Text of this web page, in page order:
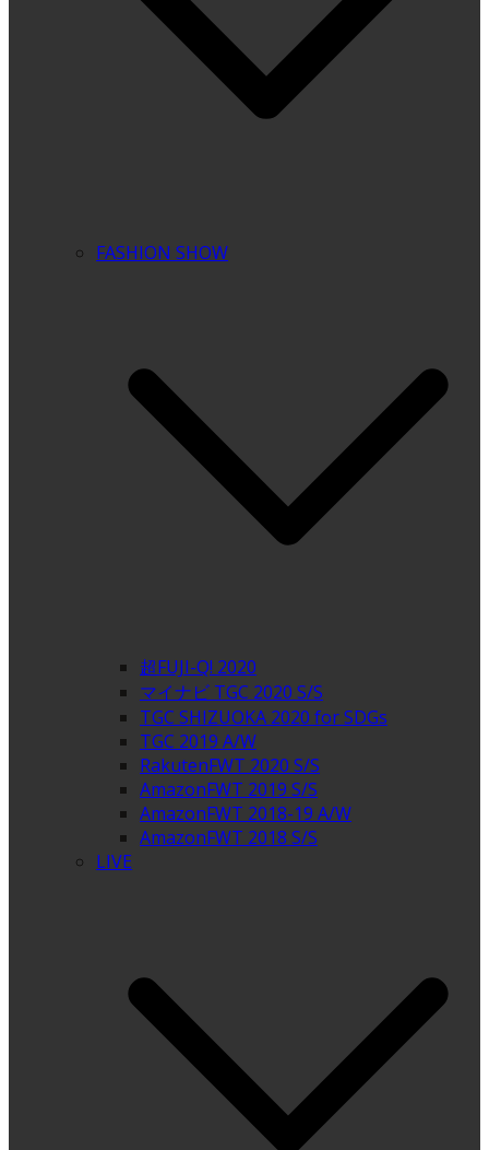
FASHION SHOW
超FUJI-Q! 2020
マイナビ TGC 2020 S/S
TGC SHIZUOKA 2020 for SDGs
TGC 2019 A/W
RakutenFWT 2020 S/S
AmazonFWT 2019 S/S
AmazonFWT 2018-19 A/W
AmazonFWT 2018 S/S
LIVE